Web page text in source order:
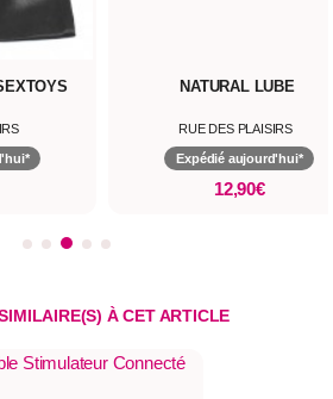
NATURAL LUBE
RUE DES PLAISIRS
Expédié aujourd'hui*
12,90€
À CET ARTICLE